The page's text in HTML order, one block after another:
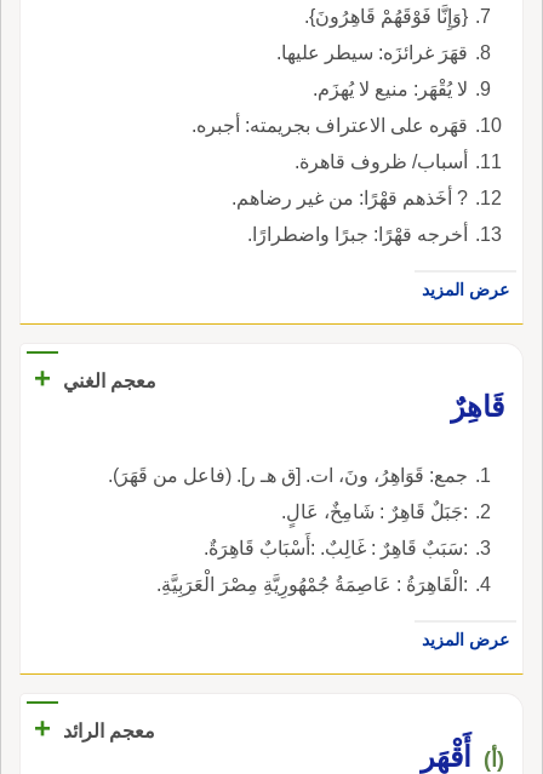
{وَإِنَّا فَوْقَهُمْ قَاهِرُونَ}.
قهَرَ غرائزَه: سيطر عليها.
لا يُقْهَر: منيع لا يُهزَم.
قهَره على الاعتراف بجريمته: أجبره.
أسباب/ ظروف قاهرة.
? أخَذهم قهْرًا: من غير رضاهم.
أخرجه قهْرًا: جبرًا واضطرارًا.
عرض المزيد
معجم الغني
+
قَاهِرٌ
جمع: قَوَاهِرُ، ونَ، ات. [ق هـ ر]. (فاعل من قَهَرَ).
:جَبَلٌ قَاهِرٌ : شَامِخٌ، عَالٍ.
:سَبَبٌ قَاهِرٌ : غَالِبٌ. :أَسْبَابٌ قَاهِرَةٌ.
:الْقَاهِرَةُ : عَاصِمَةُ جُمْهُورِيَّةِ مِصْرَ الْعَرَبِيَّةِ.
عرض المزيد
معجم الرائد +
(أ) أَقْهَر